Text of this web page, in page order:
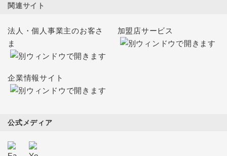
関連サイト
法人・個人事業主のお客さ
ま
加盟店サービス
企業情報サイト
公式メディア